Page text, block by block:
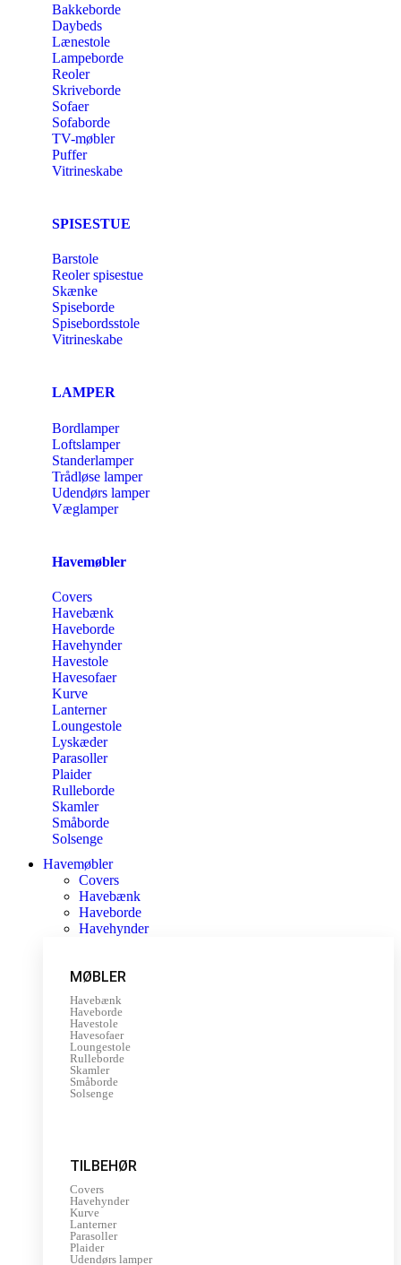
Bakkeborde
Daybeds
Lænestole
Lampeborde
Reoler
Skriveborde
Sofaer
Sofaborde
TV-møbler
Puffer
Vitrineskabe
SPISESTUE
Barstole
Reoler spisestue
Skænke
Spiseborde
Spisebordsstole
Vitrineskabe
LAMPER
Bordlamper
Loftslamper
Standerlamper
Trådløse lamper
Udendørs lamper
Væglamper
Havemøbler
Covers
Havebænk
Haveborde
Havehynder
Havestole
Havesofaer
Kurve
Lanterner
Loungestole
Lyskæder
Parasoller
Plaider
Rulleborde
Skamler
Småborde
Solsenge
Havemøbler
Covers
Havebænk
Haveborde
Havehynder
MØBLER
Havebænk
Haveborde
Havestole
Havesofaer
Loungestole
Rulleborde
Skamler
Småborde
Solsenge
TILBEHØR
Covers
Havehynder
Kurve
Lanterner
Parasoller
Plaider
Udendørs lamper